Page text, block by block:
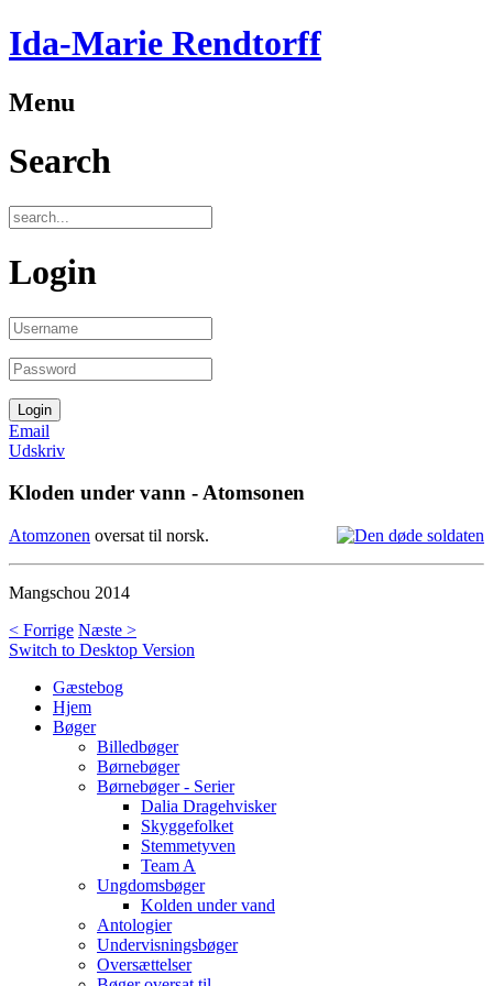
Ida-Marie Rendtorff
Menu
Search
Login
Email
Udskriv
Kloden under vann - Atomsonen
Atomzonen oversat til norsk.
Mangschou 2014
< Forrige Næste >
Switch to Desktop Version
Gæstebog
Hjem
Bøger
Billedbøger
Børnebøger
Børnebøger - Serier
Dalia Dragehvisker
Skyggefolket
Stemmetyven
Team A
Ungdomsbøger
Kolden under vand
Antologier
Undervisningsbøger
Oversættelser